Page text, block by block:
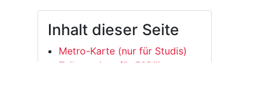
Inhalt dieser Seite
Metro-Karte (nur für Studis)
Teilauto (nur für FSRä)